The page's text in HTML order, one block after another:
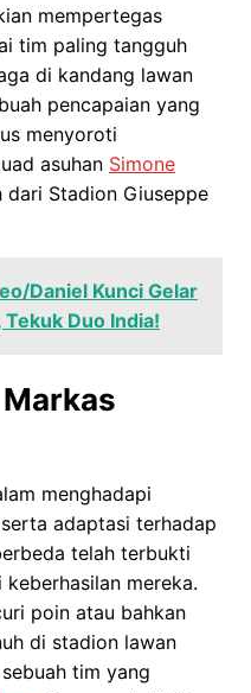
mempertegas
tim paling tangguh
di kandang lawan
pencapaian yang
menyoroti
asuhan Simone
dari Stadion Giuseppe
Daniel Kunci Gelar
Duo India!
menghadapi
adaptasi terhadap
telah terbukti
mereka.
poin atau bahkan
di stadion lawan
tim yang